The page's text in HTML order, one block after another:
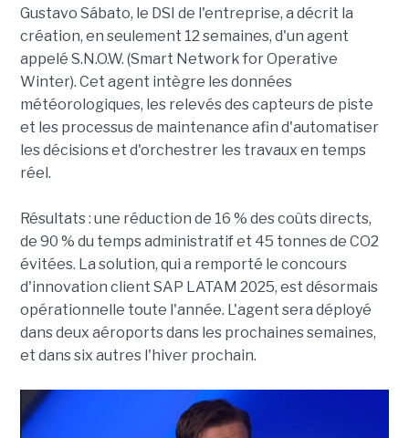
Gustavo Sábato, le DSI de l'entreprise, a décrit la
création, en seulement 12 semaines, d'un agent
appelé S.N.O.W. (Smart Network for Operative
Winter). Cet agent intègre les données
météorologiques, les relevés des capteurs de piste
et les processus de maintenance afin d'automatiser
les décisions et d'orchestrer les travaux en temps
réel.
Résultats : une réduction de 16 % des coûts directs,
de 90 % du temps administratif et 45 tonnes de CO2
évitées. La solution, qui a remporté le concours
d'innovation client SAP LATAM 2025, est désormais
opérationnelle toute l'année. L'agent sera déployé
dans deux aéroports dans les prochaines semaines,
et dans six autres l'hiver prochain.